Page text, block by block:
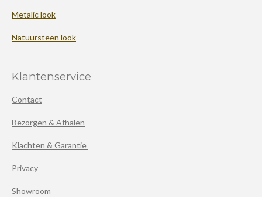
Metalic look
Natuursteen look
Klantenservice
Contact
Bezorgen & Afhalen
Klachten & Garantie
Privacy
Showroom